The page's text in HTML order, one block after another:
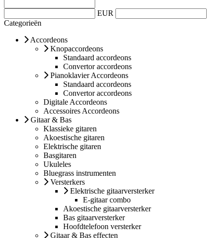
EUR
Categorieën
Accordeons
Knopaccordeons
Standaard accordeons
Convertor accordeons
Pianoklavier Accordeons
Standaard accordeons
Convertor accordeons
Digitale Accordeons
Accessoires Accordeons
Gitaar & Bas
Klassieke gitaren
Akoestische gitaren
Elektrische gitaren
Basgitaren
Ukuleles
Bluegrass instrumenten
Versterkers
Elektrische gitaarversterker
E-gitaar combo
Akoestische gitaarversterker
Bas gitaarversterker
Hoofdtelefoon versterker
Gitaar & Bas effecten